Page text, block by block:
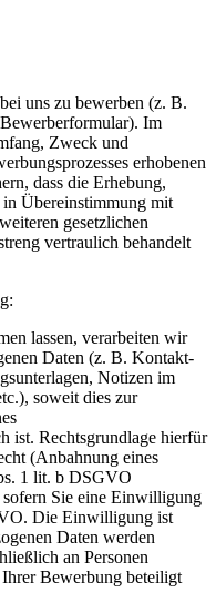
uns zu bewerben (z. B.
Im
Zweck und
erhobenen
dass die Erhebung,
Übereinstimmung mit
gesetzlichen
vertraulich behandelt
lassen, verarbeiten wir
Daten (z. B. Kontakt-
Notizen im
soweit dies zur
ist. Rechtsgrundlage hierfür
(Anbahnung eines
1 lit. b DSGVO
sofern Sie eine Einwilligung
Die Einwilligung ist
Daten werden
an Personen
Bewerbung beteiligt